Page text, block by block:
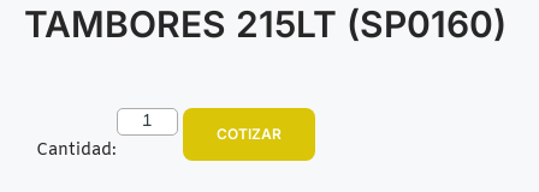
TAMBORES 215LT (SP0160)
Cantidad:
COTIZAR